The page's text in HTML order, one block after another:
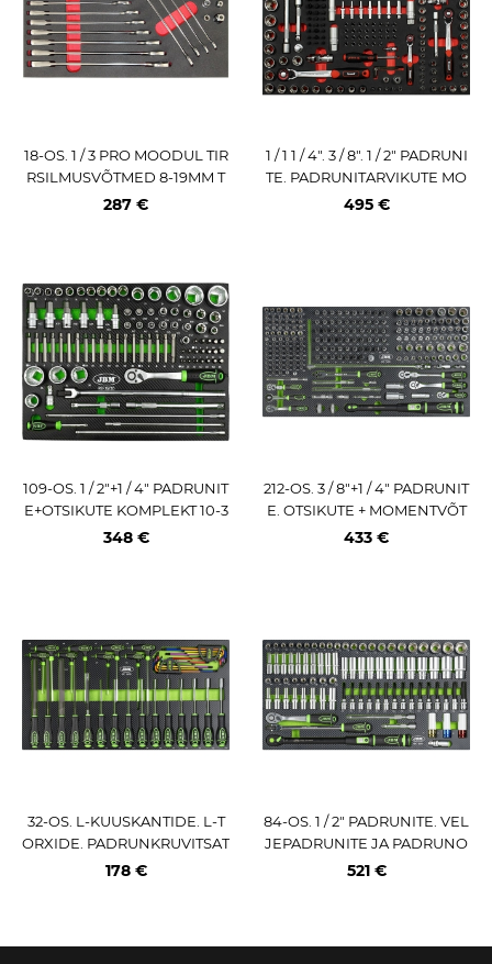
18-OS. 1 / 3 PRO MOODUL TIR
RSILMUSVÕTMED 8-19MM T
RIUMF
287 €
1 / 1 1 / 4". 3 / 8". 1 / 2" PADRUNI
TE. PADRUNITARVIKUTE MO
ODUL KÄRUST 40236T TRIU
495 €
109-OS. 1 / 2"+1 / 4" PADRUNIT
E+OTSIKUTE KOMPLEKT 10-3
6MM. PU-PANEELIS JBM
348 €
212-OS. 3 / 8"+1 / 4" PADRUNIT
E. OTSIKUTE + MOMENTVÕT
ME KOMPLEKT JBM
433 €
32-OS. L-KUUSKANTIDE. L-T
ORXIDE. PADRUNKRUVITSAT
E KOMPLEKT PU-PANEELIS J
178 €
84-OS. 1 / 2" PADRUNITE. VEL
JEPADRUNITE JA PADRUNO
TSIKUTE KOMPLEKT PU-PAN
521 €